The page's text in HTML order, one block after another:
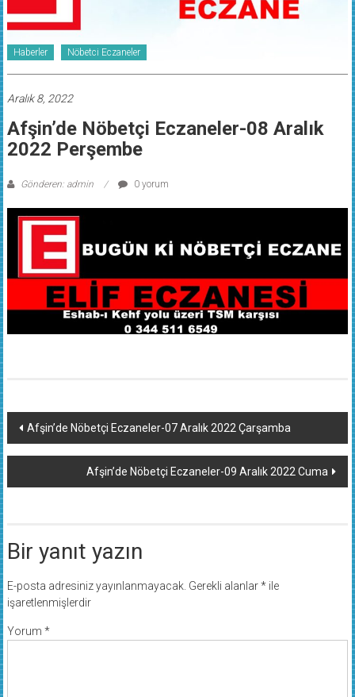
Haberler Nöbetci Eczaneler
Aralık 8, 2022
Afşin’de Nöbetçi Eczaneler-08 Aralık
2022 Perşembe
Gönderen: admin 0 yorum
Yazı
dolaşımı
Afşin’de Nöbetçi Eczaneler-07 Aralık 2022 Çarşamba
Afşin’de Nöbetçi Eczaneler-09 Aralık 2022 Cuma
Bir yanıt yazın
E-posta adresiniz yayınlanmayacak. Gerekli alanlar*ile
işaretlenmişlerdir
Yorum *